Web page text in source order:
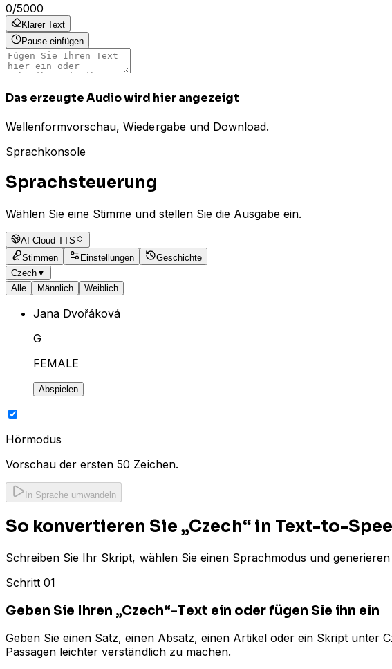
0/5000
Klarer Text
Pause einfügen
Das erzeugte Audio wird hier angezeigt
Wellenformvorschau, Wiedergabe und Download.
Sprachkonsole
Sprachsteuerung
Wählen Sie eine Stimme und stellen Sie die Ausgabe ein.
AI Cloud TTS
Stimmen
Einstellungen
Geschichte
Czech▼
Alle
Männlich Weiblich
Jana Dvořáková
G
FEMALE
Abspielen
Hörmodus
Vorschau der ersten 50 Zeichen.
In Sprache umwandeln
So konvertieren Sie „Czech“ in Text-to-
Schreiben Sie Ihr Skript, wählen Sie einen Sprachmodus und
Schritt 01
Geben Sie Ihren „Czech“-Text ein oder fügen Sie ihn ein
Geben Sie einen Satz, einen Absatz, einen Artikel oder ein Skript unter
Passagen leichter verständlich zu machen.